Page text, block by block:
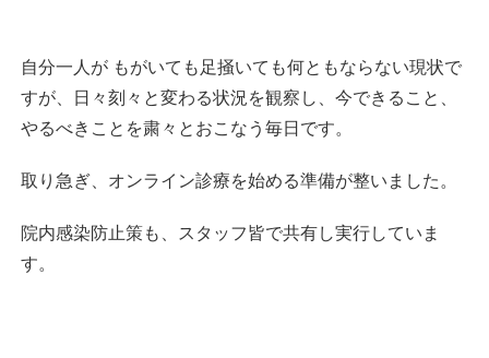
自分一人が もがいても足掻いても何ともならない現状で
すが、日々刻々と変わる状況を観察し、今できること、
やるべきことを粛々とおこなう毎日です。
取り急ぎ、オンライン診療を始める準備が整いました。
院内感染防止策も、スタッフ皆で共有し実行していま
す。